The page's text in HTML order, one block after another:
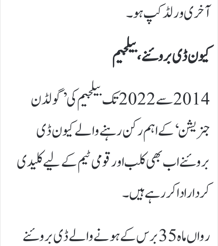
آخری ورلڈ کپ ہو۔
کیون ڈی بروئنے، بیلجیم
2014 سے 2022 تک بیلجیم کی ’گولڈن
جنریشن‘ کے اہم رکن رہنے والے کیون ڈی
بروئنے اب بھی کلب اور قومی ٹیم کے لیے کلیدی
کردار ادا کر رہے ہیں۔
رواں ماہ 35 برس کے ہونے والے ڈی بروئنے